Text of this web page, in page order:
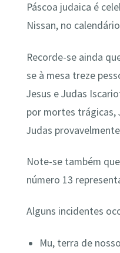
Páscoa judaica é
Nissan, no
Recorde-se ainda
se à mesa treze
Jesus e Judas
por mortes trágicas,
Judas
Note-se também
número 13
Alguns incidentes
Mu, terra de